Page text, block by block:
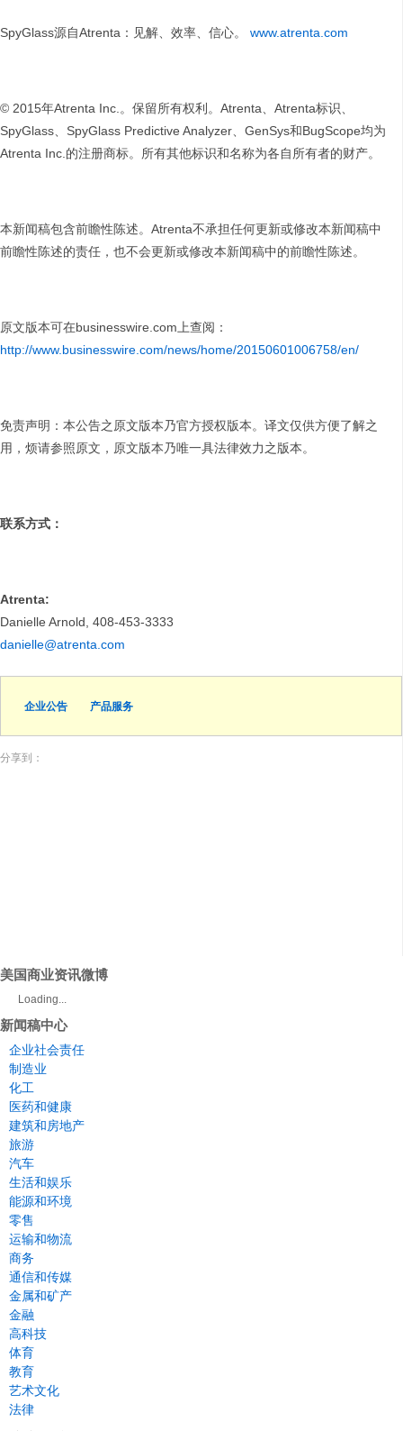
SpyGlass源自Atrenta：见解、效率、信心。 www.atrenta.com
© 2015年Atrenta Inc.。保留所有权利。Atrenta、Atrenta标识、
SpyGlass、SpyGlass Predictive Analyzer、GenSys和BugScope均为
Atrenta Inc.的注册商标。所有其他标识和名称为各自所有者的财产。
本新闻稿包含前瞻性陈述。Atrenta不承担任何更新或修改本新闻稿中
前瞻性陈述的责任，也不会更新或修改本新闻稿中的前瞻性陈述。
原文版本可在businesswire.com上查阅：
http://www.businesswire.com/news/home/20150601006758/en/
免责声明：本公告之原文版本乃官方授权版本。译文仅供方便了解之
用，烦请参照原文，原文版本乃唯一具法律效力之版本。
联系方式：
Atrenta:
Danielle Arnold, 408-453-3333
danielle@atrenta.com
企业公告 产品服务
分享到：
美国商业资讯微博
Loading...
新闻稿中心
企业社会责任
制造业
化工
医药和健康
建筑和房地产
旅游
汽车
生活和娱乐
能源和环境
零售
运输和物流
商务
通信和传媒
金属和矿产
金融
高科技
体育
教育
艺术文化
法律